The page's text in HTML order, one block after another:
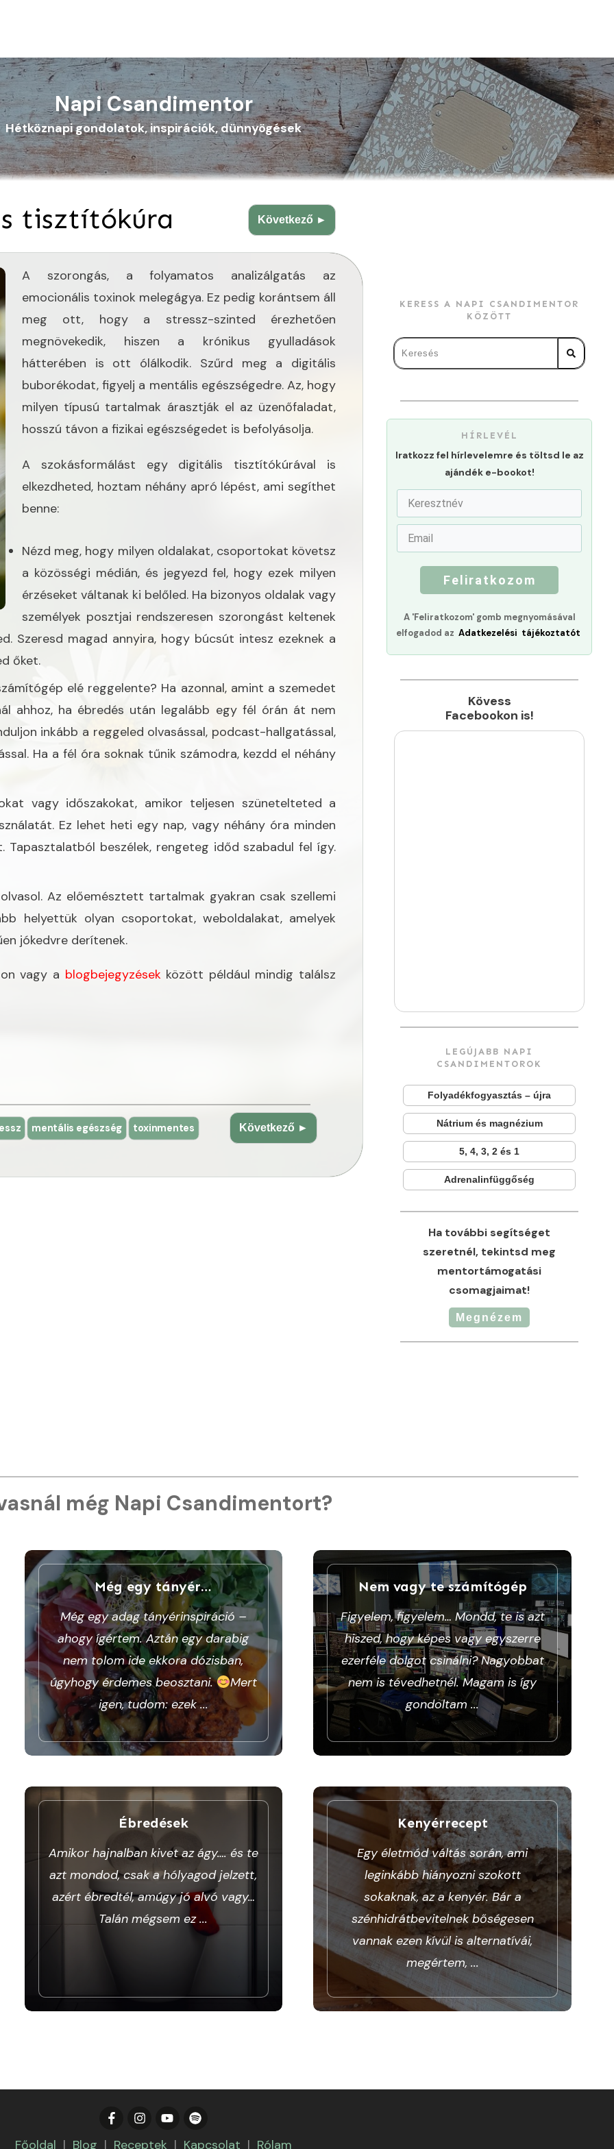
Napi Csandimentor
Hétköznapi gondolatok, inspirációk, dünnyögések
Következő ►
tisztítókúra
A szorongás, a folyamatos analizálgatás az
emocionális toxinok melegágya. Ez pedig korántsem áll
meg ott, hogy a stressz-szinted érezhetően
megnövekedik, hiszen a krónikus gyulladások
hátterében is ott ólálkodik. Szűrd meg a digitális
buborékodat, figyelj a mentális egészségedre. Az, hogy
milyen típusú tartalmak árasztják el az üzenőfaladat,
hosszú távon a fizikai egészségedet is befolyásolja.
A szokásformálást egy digitális tisztítókúrával is
elkezdheted, hoztam néhány apró lépést, ami segíthet
benne:
Nézd meg, hogy milyen oldalakat, csoportokat követsz
a közösségi médián, és jegyezd fel, hogy ezek milyen
érzéseket váltanak ki belőled. Ha bizonyos oldalak vagy
személyek posztjai rendszeresen szorongást keltenek
Szeresd magad annyira, hogy búcsút intesz ezeknek a
őket.
elé reggelente? Ha azonnal, amint a szemedet
ahhoz, ha ébredés után legalább egy fél órán át nem
inkább a reggeled olvasással, podcast-hallgatással,
Ha a fél óra soknak tűnik számodra, kezdd el néhány
vagy időszakokat, amikor teljesen szünetelteted a
Ez lehet heti egy nap, vagy néhány óra minden
Tapasztalatból beszélek, rengeteg időd szabadul fel így.
Az előemésztett tartalmak gyakran csak szellemi
helyettük olyan csoportokat, weboldalakat, amelyek
jókedvre derítenek.
vagy a blogbejegyzésekközött például mindig találsz
Következő ►
mentális egészség toxinmentes
KERESS A NAPI CSANDIMENTOR
KÖZÖTT
HÍRLEVÉL
Iratkozz fel hírlevelemre és töltsd le az
ajándék e-bookot!
Feliratkozom
A 'Feliratkozom' gomb megnyomásával
elfogadod az Adatkezelési tájékoztatót
Kövess
Facebookon is!
LEGÚJABB NAPI
CSANDIMENTOROK
Folyadékfogyasztás – újra
Nátrium és magnézium
5, 4, 3, 2 és 1
Adrenalinfüggőség
Ha további segítséget
szeretnél, tekintsd meg
mentortámogatási
csomagjaimat!
Megnézem
még Napi Csandimentort?
Még egy tányér…
Még egy adag tányérinspiráció –
ahogy ígértem. Aztán egy darabig
nem tolom ide ekkora dózisban,
úgyhogy érdemes beosztani.
Mert
igen, tudom: ezek...
Nem vagy te számítógép
Figyelem, figyelem… Mondd, te is azt
hiszed, hogy képes vagy egyszerre
ezerféle dolgot csinálni? Nagyobbat
nem is tévedhetnél. Magam is így
gondoltam...
Ébredések
Amikor hajnalban kivet az ágy…. és te
azt mondod, csak a hólyagod jelzett,
azért ébredtél, amúgy jó alvó vagy…
Talán mégsem ez...
Kenyérrecept
Egy életmód váltás során, ami
leginkább hiányozni szokott
sokaknak, az a kenyér. Bár a
szénhidrátbevitelnek bőségesen
vannak ezen kívül is alternatívái,
megértem, ...
Főoldal | Blog | Receptek | Kapcsolat | Rólam